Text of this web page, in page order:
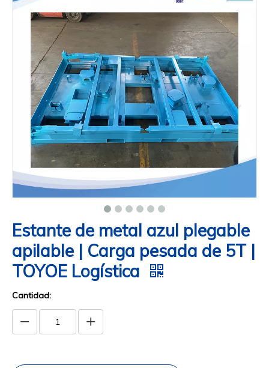
Estante de metal azul plegable
apilable | Carga pesada de 5T |
TOYOE Logística
Cantidad: